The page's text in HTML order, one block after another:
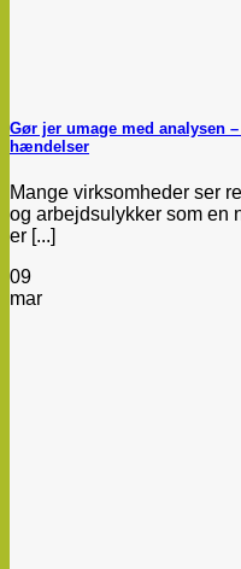
Gør jer umage med analysen
hændelser
Mange virksomheder ser
og arbejdsulykker som en
er [...]
09
mar